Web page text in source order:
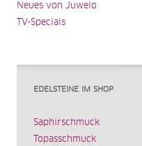
Neues von Juwelo
TV-Specials
EDELSTEINE IM SHOP
Saphirschmuck
Topasschmuck